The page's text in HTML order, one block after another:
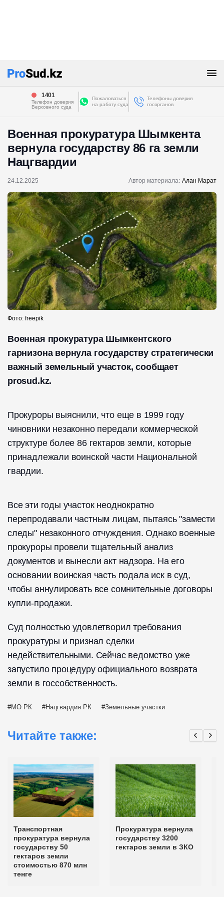
1401
Телефон доверия
Верховного суда
Пожаловаться
на работу суда
Телефоны доверия
госорганов
Военная прокуратура Шымкента
вернула государству 86 га земли
Нацгвардии
24.12.2025 Автор материала: Алан Марат
Фото: freepik
Военная прокуратура Шымкентского
гарнизона вернула государству стратегически
важный земельный участок, сообщает
prosud.kz.
Прокуроры выяснили, что еще в 1999 году
чиновники незаконно передали коммерческой
структуре более 86 гектаров земли, которые
принадлежали воинской части Национальной
гвардии.
Все эти годы участок неоднократно
перепродавали частным лицам, пытаясь "замести
следы" незаконного отчуждения. Однако военные
прокуроры провели тщательный анализ
документов и вынесли акт надзора. На его
основании воинская часть подала иск в суд,
чтобы аннулировать все сомнительные договоры
купли-продажи.
Суд полностью удовлетворил требования
прокуратуры и признал сделки
недействительными. Сейчас ведомство уже
запустило процедуру официального возврата
земли в госсобственность.
МО РК Нацгвардия РК Земельные участки
Читайте также:
Транспортная
прокуратура вернула
государству 50
гектаров земли
стоимостью 870 млн
тенге
Прокуратура вернула
государству 3200
гектаров земли в ЗКО